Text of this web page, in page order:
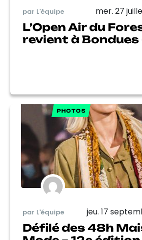
par L'équipe mer. 27
L’Open Air du
revient à
PHOTOS
par L'équipe jeu. 17
Défilé des 48h